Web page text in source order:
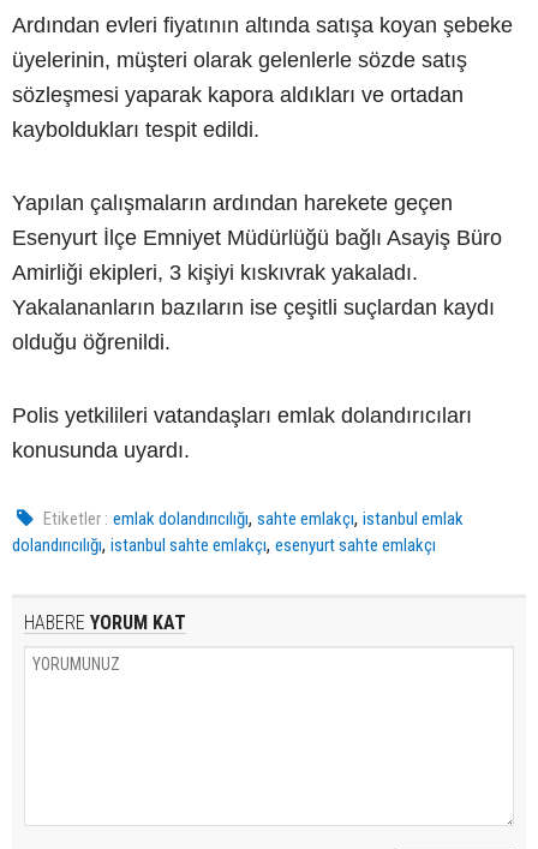
Ardından evleri fiyatının altında satışa koyan şebeke
üyelerinin, müşteri olarak gelenlerle sözde satış
sözleşmesi yaparak kapora aldıkları ve ortadan
kayboldukları tespit edildi.
Yapılan çalışmaların ardından harekete geçen
Esenyurt İlçe Emniyet Müdürlüğü bağlı Asayiş Büro
Amirliği ekipleri, 3 kişiyi kıskıvrak yakaladı.
Yakalananların bazıların ise çeşitli suçlardan kaydı
olduğu öğrenildi.
Polis yetkilileri vatandaşları emlak dolandırıcıları
konusunda uyardı.
Etiketler : emlak dolandırıcılığı,sahte emlakçı,istanbul emlak
dolandırıcılığı, istanbul sahte emlakçı, esenyurt sahte emlakçı
HABERE YORUM KAT